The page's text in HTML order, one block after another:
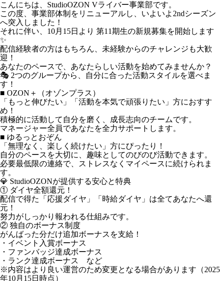
こんにちは、StudioOZON Vライバー事業部です。
この度、事業部体制をリニューアルし、いよいよ2ndシーズン
へ突入しました！
それに伴い、 10月15日より 第11期生の新規募集を開始します
✨
配信経験者の方はもちろん、未経験からのチャレンジも大歓
迎！
あなたのペースで、あなたらしい活動を始めてみませんか？
🎭 2つのグループから、自分に合った活動スタイルを選べま
す！
■ OZON＋（オゾンプラス）
「もっと伸びたい」「活動を本気で頑張りたい」 方におすす
め！
積極的に活動して自分を磨く、成長志向のチームです。
マネージャー全員であなたを全力サポートします。
■ ゆるっとおぞん
「無理なく、楽しく続けたい」 方にぴったり！
自分のペースを大切に、趣味としてのびのび活動できます。
必要最低限の連絡で、ストレスなくマイペースに続けられま
す。
💎 StudioOZONが提供する安心と特典
① ダイヤ全額還元！
配信で得た「応援ダイヤ」「時給ダイヤ」は全てあなたへ還
元！
努力がしっかり報われる仕組みです。
② 独自のボーナス制度
がんばった分だけ追加ボーナスを支給！
・イベント入賞ボーナス
・ファンバッジ達成ボーナス
・ランク達成ボーナス など
※内容はより良い運営のため変更となる場合があります（2025
年10月15日時点）